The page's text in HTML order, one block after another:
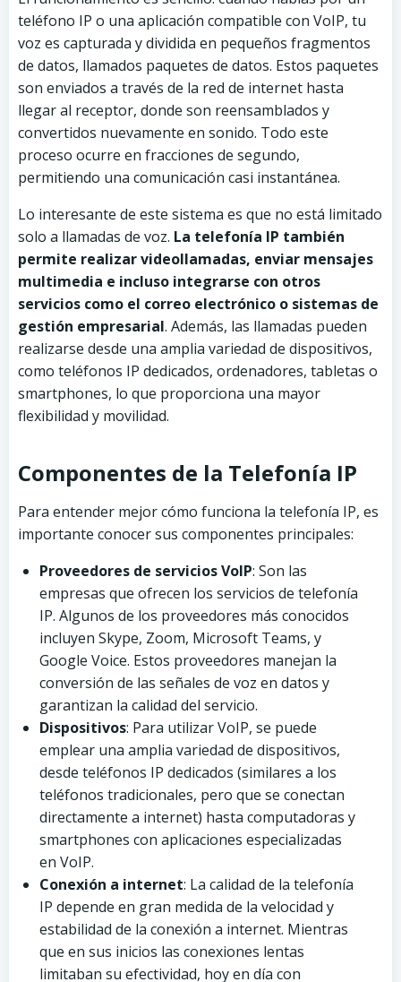
teléfono IP o una aplicación compatible con VoIP, tu
voz es capturada y dividida en pequeños fragmentos
de datos, llamados paquetes de datos. Estos paquetes
son enviados a través de la red de internet hasta
llegar al receptor, donde son reensamblados y
convertidos nuevamente en sonido. Todo este
proceso ocurre en fracciones de segundo,
permitiendo una comunicación casi instantánea.
Lo interesante de este sistema es que no está limitado
solo a llamadas de voz. La telefonía IP también
permite realizar videollamadas, enviar mensajes
multimedia e incluso integrarse con otros
servicios como el correo electrónico o sistemas de
gestión empresarial. Además, las llamadas pueden
realizarse desde una amplia variedad de dispositivos,
como teléfonos IP dedicados, ordenadores, tabletas o
smartphones, lo que proporciona una mayor
flexibilidad y movilidad.
Componentes de la Telefonía IP
Para entender mejor cómo funciona la telefonía IP, es
importante conocer sus componentes principales:
Proveedores de servicios VoIP: Son las
empresas que ofrecen los servicios de telefonía
IP. Algunos de los proveedores más conocidos
incluyen Skype, Zoom, Microsoft Teams, y
Google Voice. Estos proveedores manejan la
conversión de las señales de voz en datos y
garantizan la calidad del servicio.
Dispositivos: Para utilizar VoIP, se puede
emplear una amplia variedad de dispositivos,
desde teléfonos IP dedicados (similares a los
teléfonos tradicionales, pero que se conectan
directamente a internet) hasta computadoras y
smartphones con aplicaciones especializadas
en VoIP.
Conexión a internet: La calidad de la telefonía
IP depende en gran medida de la velocidad y
estabilidad de la conexión a internet. Mientras
que en sus inicios las conexiones lentas
limitaban su efectividad, hoy en día con